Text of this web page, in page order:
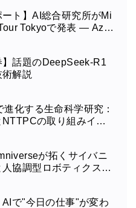
ート】AI総合研究所がMi
Tokyoで発表 ― Azur
Fabric × TeamsによるAI
】話題のDeepSeek-R1
解説
化する生命科学研究：
NTTPCの取り組みイン
が拓くサイバニ
人協調型ロボティクスの
学サイバニクス研究セ
AIで"今日の仕事"が変わ